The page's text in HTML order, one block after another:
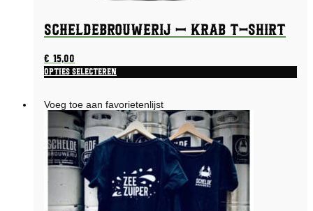
Scheldebrouwerij – Krab T-shirt
€15,00
Opties selecteren
heeft
meerdere
variaties.
Deze
optie
kan
gekozen
worden
de
Voeg toe aan favorietenlijst